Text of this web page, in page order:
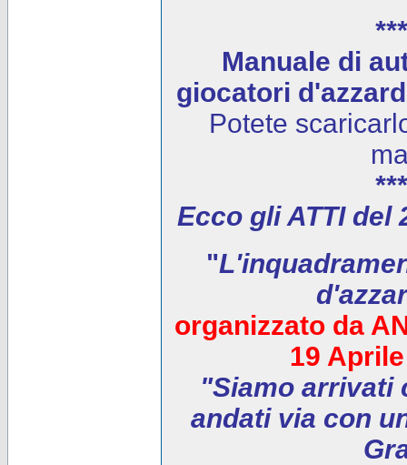
Manuale di
giocatori
Potete
Ecco gli ATTI del
"
organizzato da
19
"Siamo arrivati
andati via con